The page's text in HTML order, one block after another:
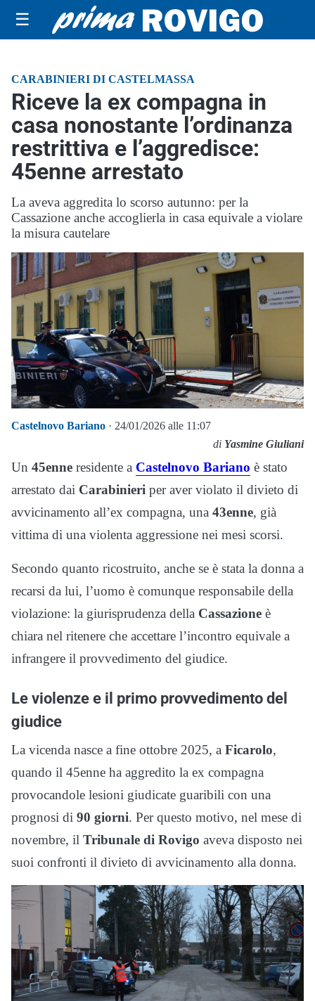
☰
CARABINIERI DI CASTELMASSA
Riceve la ex compagna in
casa nonostante l’ordinanza
restrittiva e l’aggredisce:
45enne arrestato
La aveva aggredita lo scorso autunno: per la
Cassazione anche accoglierla in casa equivale a violare
la misura cautelare
Castelnovo Bariano · 24/01/2026 alle 11:07
di Yasmine Giuliani
Un 45enne residente a Castelnovo Bariano è stato
arrestato dai Carabinieri per aver violato il divieto di
avvicinamento all’ex compagna, una 43enne, già
vittima di una violenta aggressione nei mesi scorsi.
Secondo quanto ricostruito, anche se è stata la donna a
recarsi da lui, l’uomo è comunque responsabile della
violazione: la giurisprudenza della Cassazione è
chiara nel ritenere che accettare l’incontro equivale a
infrangere il provvedimento del giudice.
Le violenze e il primo provvedimento del
giudice
La vicenda nasce a fine ottobre 2025, a Ficarolo,
quando il 45enne ha aggredito la ex compagna
provocandole lesioni giudicate guaribili con una
prognosi di 90 giorni. Per questo motivo, nel mese di
novembre, il Tribunale di Rovigo aveva disposto nei
suoi confronti il divieto di avvicinamento alla donna.